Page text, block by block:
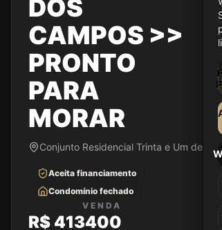
DOS
CAMPOS >>
PRONTO
PARA
MORAR
Conjunto Residencial Trinta e Um de
Aceita financiamento
Condomínio fechado
VENDA
R$ 413400